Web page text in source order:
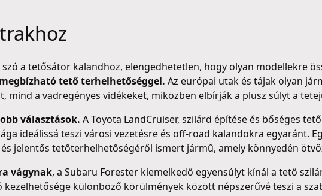
a tetősátor kalandhoz, elengedhetetlen, hogy olyan modellekre
megbízható tető terhelhetőséggel. Az európai utak és tájak olyan
mind a vadregényes vidékeket, miközben elbírják a plusz súlyt a
választások. A Toyota LandCruiser, szilárd építése és bőséges
ideálissá teszi városi vezetésre és off-road kalandokra egyaránt.
jelentős tetőterhelhetőségéről ismert jármű, amely könnyedén
vágynak, a Subaru Forester kiemelkedő egyensúlyt kínál a tető
különböző körülmények között népszerűvé teszi a